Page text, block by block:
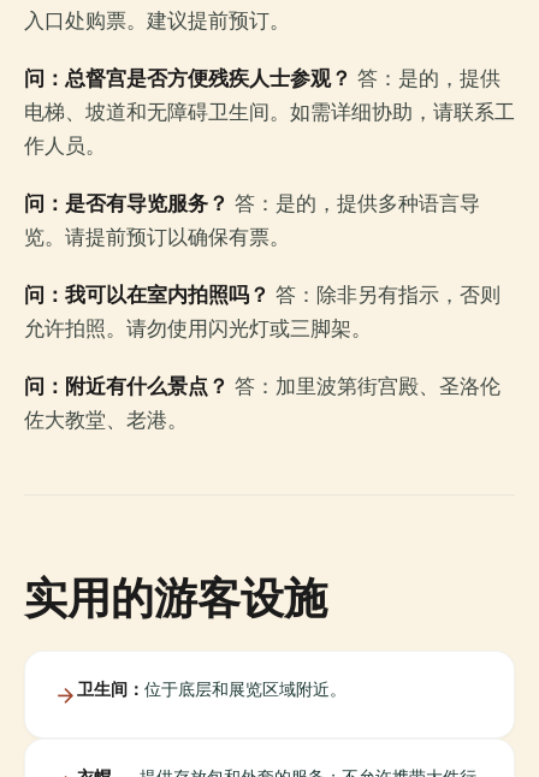
入口处购票。建议提前预订。
问：总督宫是否方便残疾人士参观？ 答：是的，提供
电梯、坡道和无障碍卫生间。如需详细协助，请联系工
作人员。
问：是否有导览服务？ 答：是的，提供多种语言导
览。请提前预订以确保有票。
问：我可以在室内拍照吗？ 答：除非另有指示，否则
允许拍照。请勿使用闪光灯或三脚架。
问：附近有什么景点？ 答：加里波第街宫殿、圣洛伦
佐大教堂、老港。
实用的游客设施
卫生间： 位于底层和展览区域附近。